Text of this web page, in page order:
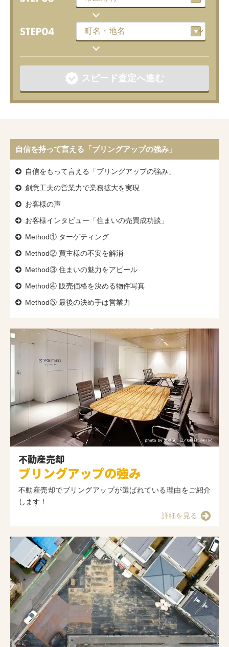
スピード査定へ進む
自信を持って言える「ブリングアップの強み」
自信をもって言える「ブリングアップの強み」
創意工夫の営業力で業務拡大を実現
お客様の声
お客様インタビュー 「住まいの売買成功談」
Method① ターゲティング
Method② 買主様の不安を解消
Method③ 住まいの魅力をアピール
Method④ 販売価格を決める物件写真
Method⑤ 最後の決め手は営業力
不動産売却
ブリングアップの強み
不動産売却でブリングアップが選ばれている理由をご紹介
します！
詳細を見る